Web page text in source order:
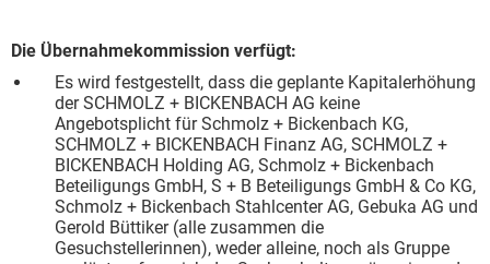
Die Übernahmekommission verfügt:
Es wird festgestellt, dass die geplante Kapitalerhöhung
der SCHMOLZ + BICKENBACH AG keine
Angebotsplicht für Schmolz + Bickenbach KG,
SCHMOLZ + BICKENBACH Finanz AG, SCHMOLZ +
BICKENBACH Holding AG, Schmolz + Bickenbach
Beteiligungs GmbH, S + B Beteiligungs GmbH & Co KG,
Schmolz + Bickenbach Stahlcenter AG, Gebuka AG und
Gerold Büttiker (alle zusammen die
Gesuchstellerinnen), weder alleine, noch als Gruppe